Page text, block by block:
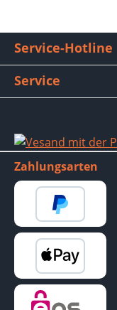
Service-Hotline
Service
Zahlungsarten